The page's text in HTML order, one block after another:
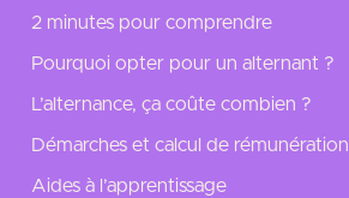
2 minutes pour comprendre
Pourquoi opter pour un alternant ?
L’alternance, ça coûte combien ?
Démarches et calcul de rémunération
Aides à l’apprentissage